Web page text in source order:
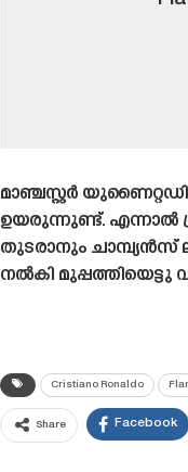
മാഞ്ചസ്റ്റർ
ഉയരുന്നുണ്ട്. എന്നാൽ
തുടരാനും ചാമ്പ്യൻസ്
നൽകി
Cristiano Ronaldo
Share Facebook